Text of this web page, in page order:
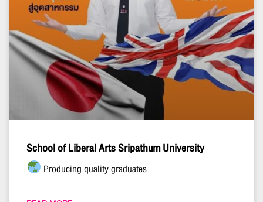
School of Liberal Arts Sripathum University
Producing quality graduates